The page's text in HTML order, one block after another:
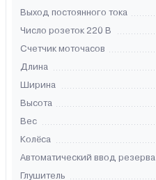
Выход постоянного тока
Число розеток 220 В
Счетчик моточасов
Длина
Ширина
Высота
Вес
Колёса
Автоматический ввод резерва
Глушитель